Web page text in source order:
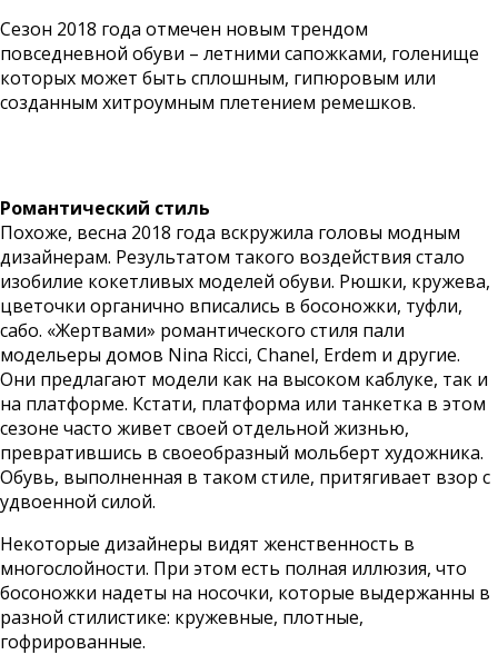
Сезон 2018 года отмечен новым трендом
повседневной обуви – летними сапожками, голенище
которых может быть сплошным, гипюровым или
созданным хитроумным плетением ремешков.
Романтический стиль
Похоже, весна 2018 года вскружила головы модным
дизайнерам. Результатом такого воздействия стало
изобилие кокетливых моделей обуви. Рюшки, кружева,
цветочки органично вписались в босоножки, туфли,
сабо. «Жертвами» романтического стиля пали
модельеры домов Nina Ricci, Chanel, Erdem и другие.
Они предлагают модели как на высоком каблуке, так и
на платформе. Кстати, платформа или танкетка в этом
сезоне часто живет своей отдельной жизнью,
превратившись в своеобразный мольберт художника.
Обувь, выполненная в таком стиле, притягивает взор с
удвоенной силой.
Некоторые дизайнеры видят женственность в
многослойности. При этом есть полная иллюзия, что
босоножки надеты на носочки, которые выдержанны в
разной стилистике: кружевные, плотные,
гофрированные.